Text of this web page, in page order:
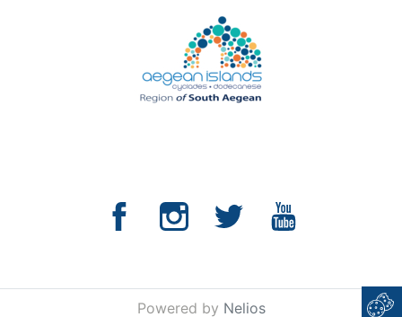
Powered by Nelios